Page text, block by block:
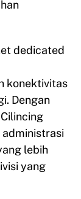
dedicated
konektivitas
Dengan
administrasi
lebih
yang